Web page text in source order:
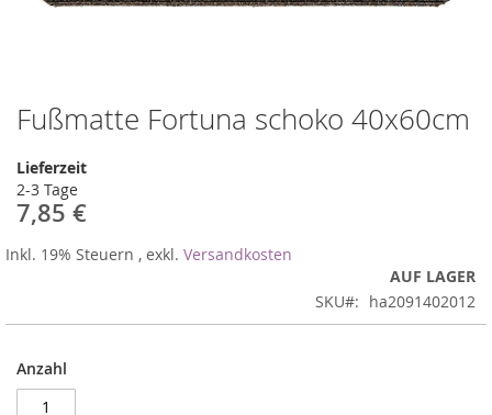
Fußmatte Fortuna schoko 40x60cm
Lieferzeit
2-3 Tage
7,85 €
Inkl. 19% Steuern , exkl. Versandkosten
AUF LAGER
SKU
ha2091402012
Anzahl
Zum
Anfang
der
Bildergalerie
springen